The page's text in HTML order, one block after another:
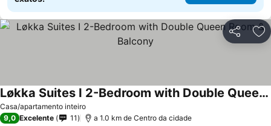
Partilhar
Casa/apartamento inteiro
Løkka Suites I 2-Bedroom with Double Queen Room & Balcony
9,0 Excelente 11 a 1.0 km de Centro da cidade